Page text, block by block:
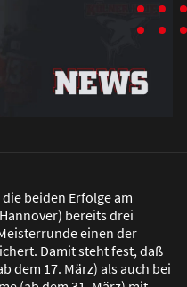
beiden Erfolge am
bereits drei
einen der
Damit steht fest, daß
dem 17. März) als auch bei